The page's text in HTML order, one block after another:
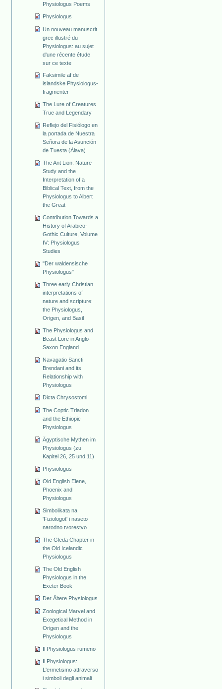
Physiologus Poems
Physiologus
Un nouveau manuscrit
grec illustré du
Physiologus: au sujet
d'une récente étude
sur ce texte
Faksimile af de
islandske Physiologus-
fragmenter
The Lure of Creatures
True and Legendary
Reflejo del Fisiólogo en
la portada de Nuestra
Señora de la Asunción
de Tuesta (Álava)
The Ant Lion: Nature
Study and the
Interpretation of a
Biblical Text, from the
Physiologus to Albert
the Great
Contribution Towards a
History of Arabico-
Gothic Culture, Volume
IV: Physiologus
Studies
"Der waldensische
Physiologus"
Three early Christian
interpretations of
nature and scripture:
the Physiologus,
Origen, and Basil
The Physiologus and
Beast Lore in Anglo-
Saxon England
Navagatio Sancti
Brendani and its
Relationship with
Physiologus
Dicta Chrysostomi
The Coptic Triadon
and the Ethiopic
Physiologus
Ägyptische Mythen im
Physiologus (zu
Kapitel 26, 25 und 11)
Physiologus
Old English Elene,
Phoenix and
Physiologus
Simbolikata na
'Fiziologot' i naseto
narodno tvorestvo
The Gleda Chapter in
the Old Icelandic
Physiologus
The Old English
Physiologus in the
Exeter Book
Der Ältere Physiologus
Zoological Marvel and
Exegetical Method in
Origen and the
Physiologus
Il Physiologus rumeno
Il Physiologus:
L'ermetismo attraverso
i simboli degli animali